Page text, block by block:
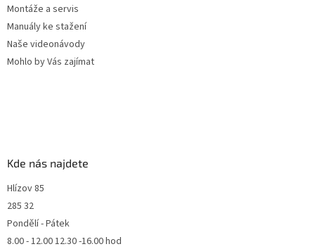
Montáže a servis
Manuály ke stažení
Naše videonávody
Mohlo by Vás zajímat
Kde nás najdete
Hlízov 85
285 32
Pondělí - Pátek
8.00 - 12.00 12.30 -16.00 hod